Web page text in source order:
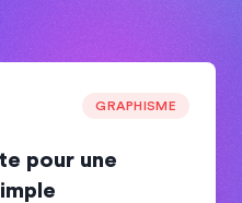
GRAPHISME
pour une